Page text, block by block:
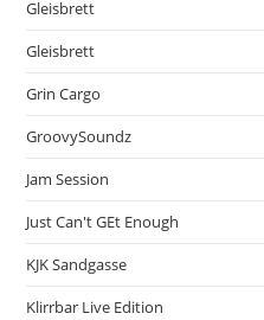
Gleisbrett
Gleisbrett
Grin Cargo
GroovySoundz
Jam Session
Just Can't GEt Enough
KJK Sandgasse
Klirrbar Live Edition